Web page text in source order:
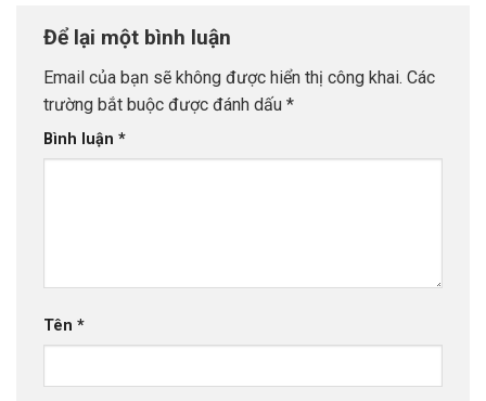
Để lại một bình luận
Email của bạn sẽ không được hiển thị công khai. Các
trường bắt buộc được đánh dấu *
Bình luận *
Tên *